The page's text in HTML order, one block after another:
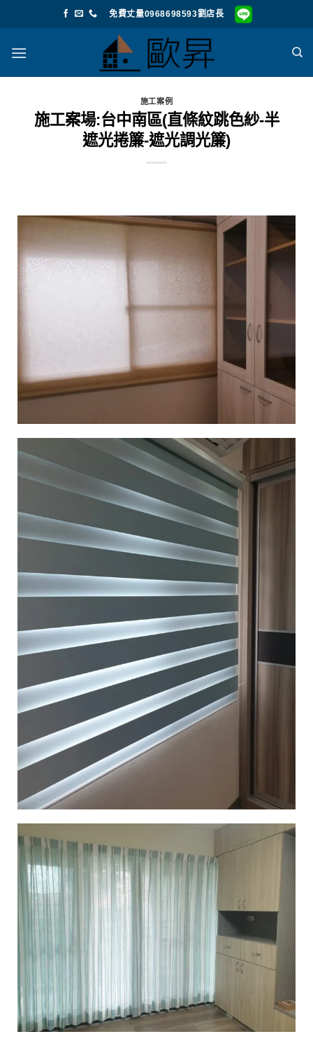
免費丈量0968698593劉店長
施工案例
施工案場:台中南區(直條紋跳色紗-半
遮光捲簾-遮光調光簾)